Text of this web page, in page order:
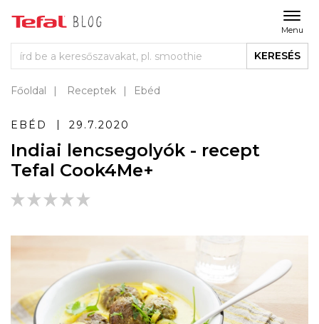
Menu
KERESÉS
Főoldal Receptek Ebéd
EBÉD 29.7.2020
Indiai lencsegolyók - recept
Tefal Cook4Me+